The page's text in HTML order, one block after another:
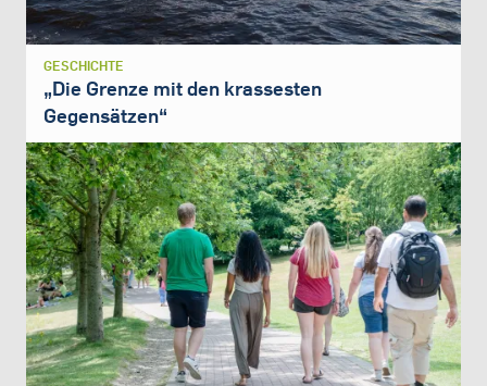
GESCHICHTE
„Die Grenze mit den krassesten
Gegensätzen“